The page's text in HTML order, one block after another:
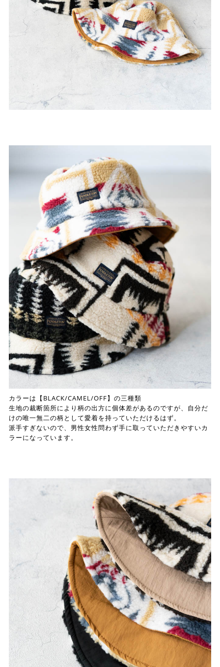
カラーは【BLACK/CAMEL/OFF】の三種類
生地の裁断箇所により柄の出方に個体差があるのですが、自分だ
けの唯一無二の柄として愛着を持っていただけるはず。
派手すぎないので、男性女性問わず手に取っていただきやすいカ
ラーになっています。